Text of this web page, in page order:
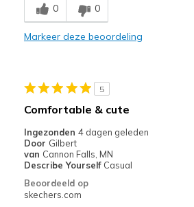
Casual Wear
Width
Feels too wide
0 0
Markeer deze beoordeling
5
Comfortable & cute
Ingezonden 4 dagen geleden
Door Gilbert
van Cannon Falls, MN
Describe Yourself Casual
Beoordeeld op
skechers.com